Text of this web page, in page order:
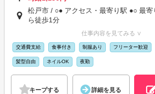
松戸市 / ○● アクセス・最寄り駅 ●○ 最
ら徒歩1分
仕事内容を見てみる ∨
交通費支給 食事付き 制服あり フリーター歓迎
髪型自由 ネイルOK 夜勤
キープする 詳細を見る